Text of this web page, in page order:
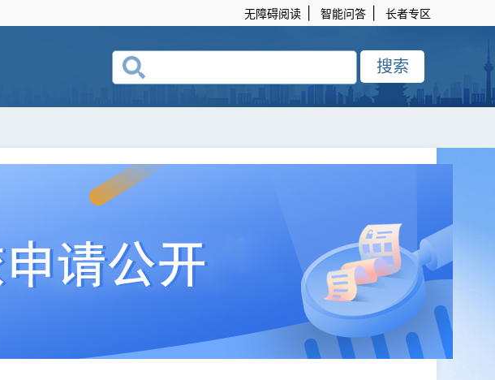
无障碍阅读 智能问答 长者专区
搜索